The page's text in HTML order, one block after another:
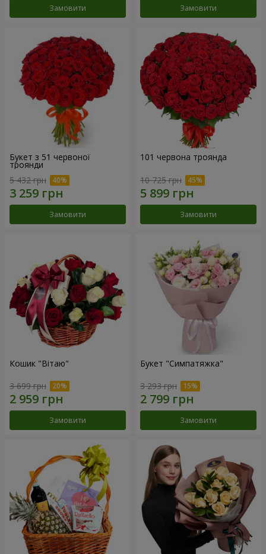
Замовити Замовити
Букет з 51 червоної
троянди
5 432 грн
Замовити
101 червона троянда
10 725 грн
Замовити
Кошик "Вітаю"
3 699 грн
Замовити
Букет "Симпатяжка"
3 293 грн
Замовити